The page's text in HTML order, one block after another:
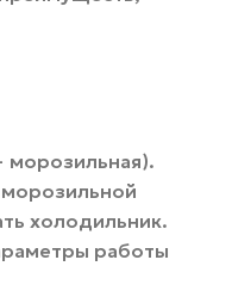
морозильная).
холодильник.
работы